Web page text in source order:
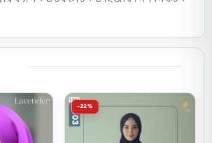
-22%